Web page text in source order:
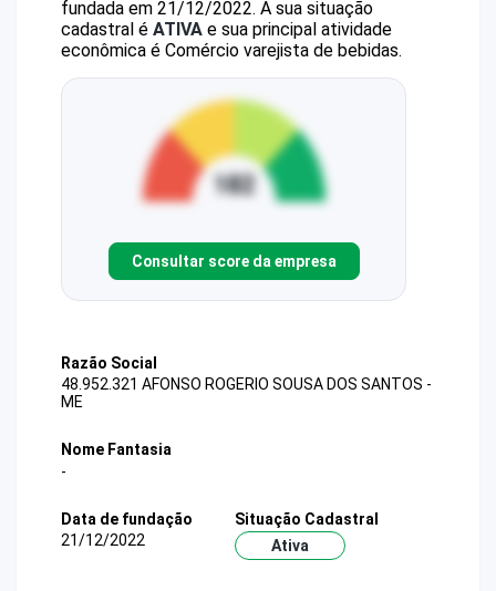
fundada em 21/12/2022. A sua situação
cadastral é ATIVA e sua principal atividade
econômica é Comércio varejista de bebidas.
Consultar score da empresa
Razão Social
48.952.321 AFONSO ROGERIO SOUSA DOS SANTOS -
ME
Nome Fantasia
-
Data de fundação
21/12/2022
Situação Cadastral
Ativa